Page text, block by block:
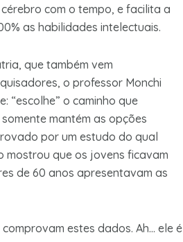
com o tempo, e facilita a
as habilidades intelectuais.
que também vem
o professor Monchi
“escolhe” o caminho que
mantém as opções
por um estudo do qual
mostrou que os jovens ficavam
de 60 anos apresentavam as
estes dados. Ah… ele é